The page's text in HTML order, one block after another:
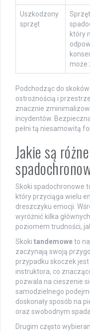
Uszkodzony
sprzęt
Sprzęt
który
może
Podchodząc do
ostrożnością i
znacznie
incydentów.
pełni tą niesamowitą
Jakie są
Skoki spadochronowe
który przyciąga wielu
dreszczyku emocji.
wyróżnić kilka
poziomem trudności,
Skoki tandemoweto
zaczynają swoją
przypadku skoczek
instruktora, co
pozwala na cieszenie
samodzielnego
doskonały sposób na
oraz swobodnym
Drugim często